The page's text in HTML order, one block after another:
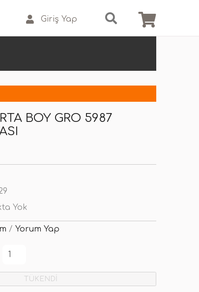
Giriş Yap
BOY GRO 5987
Yok
/ Yorum Yap
TÜKENDİ